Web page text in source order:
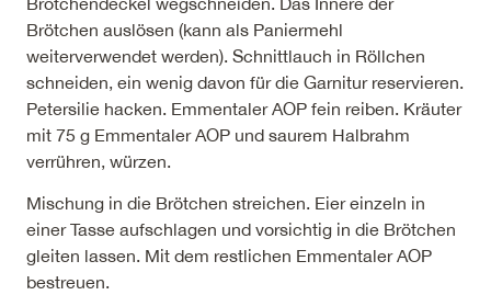
Brötchen auslösen (kann als Paniermehl
weiterverwendet werden). Schnittlauch in Röllchen
schneiden, ein wenig davon für die Garnitur reservieren.
Petersilie hacken. Emmentaler AOP fein reiben. Kräuter
mit 75 g Emmentaler AOP und saurem Halbrahm
verrühren, würzen.
Mischung in die Brötchen streichen. Eier einzeln in
einer Tasse aufschlagen und vorsichtig in die Brötchen
gleiten lassen. Mit dem restlichen Emmentaler AOP
bestreuen.